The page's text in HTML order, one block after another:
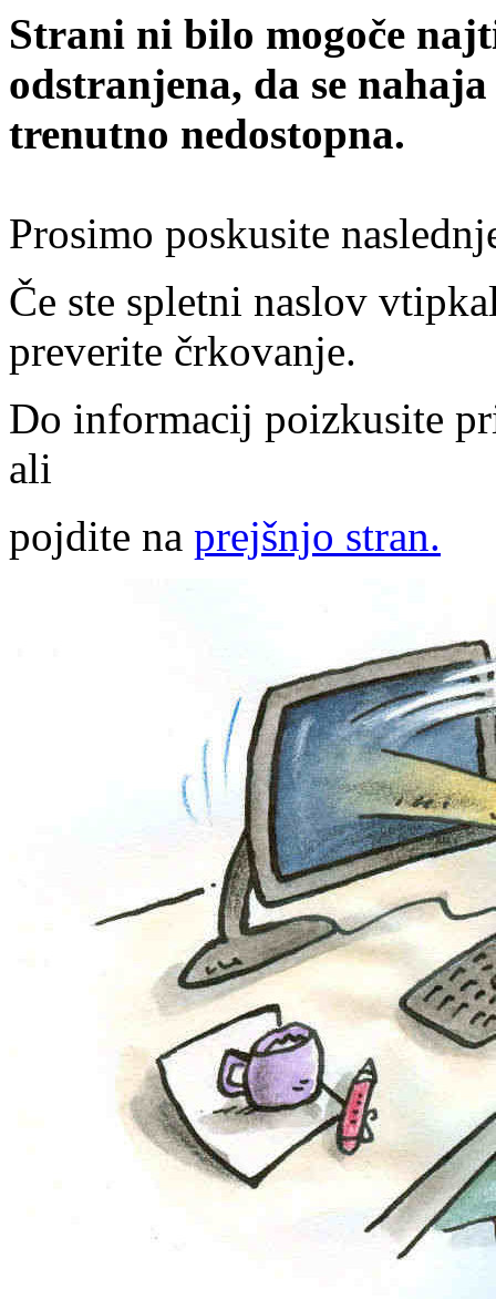
Strani ni bilo mogoče
odstranjena, da se
trenutno nedostopna.
Prosimo poskusite
Če ste spletni naslov
preverite črkovanje.
Do informacij poizkusite
ali
pojdite na prejšnjo stran.